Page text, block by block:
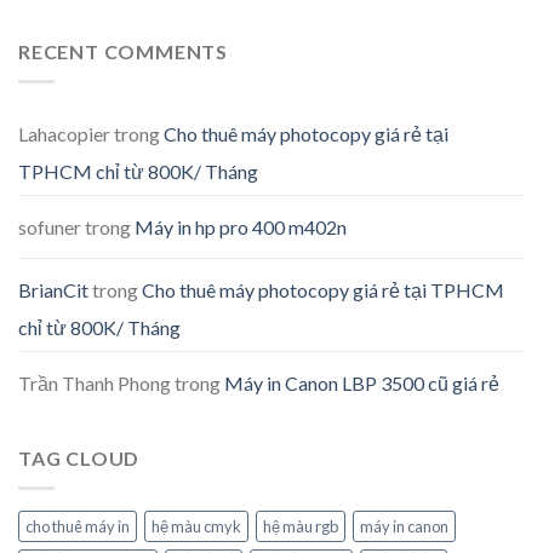
RECENT COMMENTS
LahacopiertrongCho thuê máy photocopy giá rẻ tại
TPHCM chỉ từ 800K/ Tháng
sofunertrong Máy in hp pro 400 m402n
BrianCittrongCho thuê máy photocopy giá rẻ tại TPHCM
chỉ từ 800K/ Tháng
Trần Thanh Phongtrong Máy in Canon LBP 3500 cũ giá rẻ
TAG CLOUD
cho thuê máy in hệ màu cmyk hệ màu rgb
máy in canon